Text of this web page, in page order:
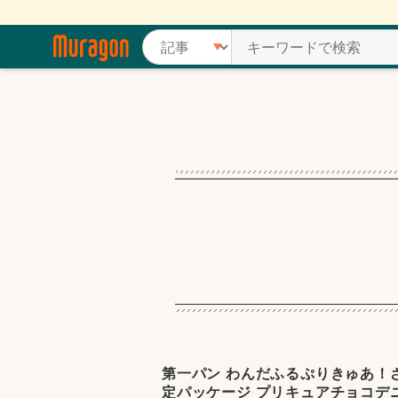
第一パン わんだふるぷりきゅあ！
定パッケージ プリキュアチョコデ